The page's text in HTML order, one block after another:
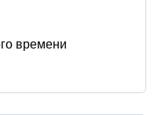
времени